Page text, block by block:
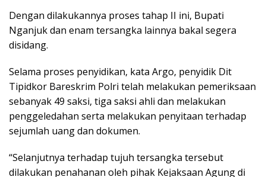
Dengan dilakukannya proses tahap II ini, Bupati
Nganjuk dan enam tersangka lainnya bakal segera
disidang.
Selama proses penyidikan, kata Argo, penyidik Dit
Tipidkor Bareskrim Polri telah melakukan pemeriksaan
sebanyak 49 saksi, tiga saksi ahli dan melakukan
penggeledahan serta melakukan penyitaan terhadap
sejumlah uang dan dokumen.
“Selanjutnya terhadap tujuh tersangka tersebut
dilakukan penahanan oleh pihak Kejaksaan Agung di